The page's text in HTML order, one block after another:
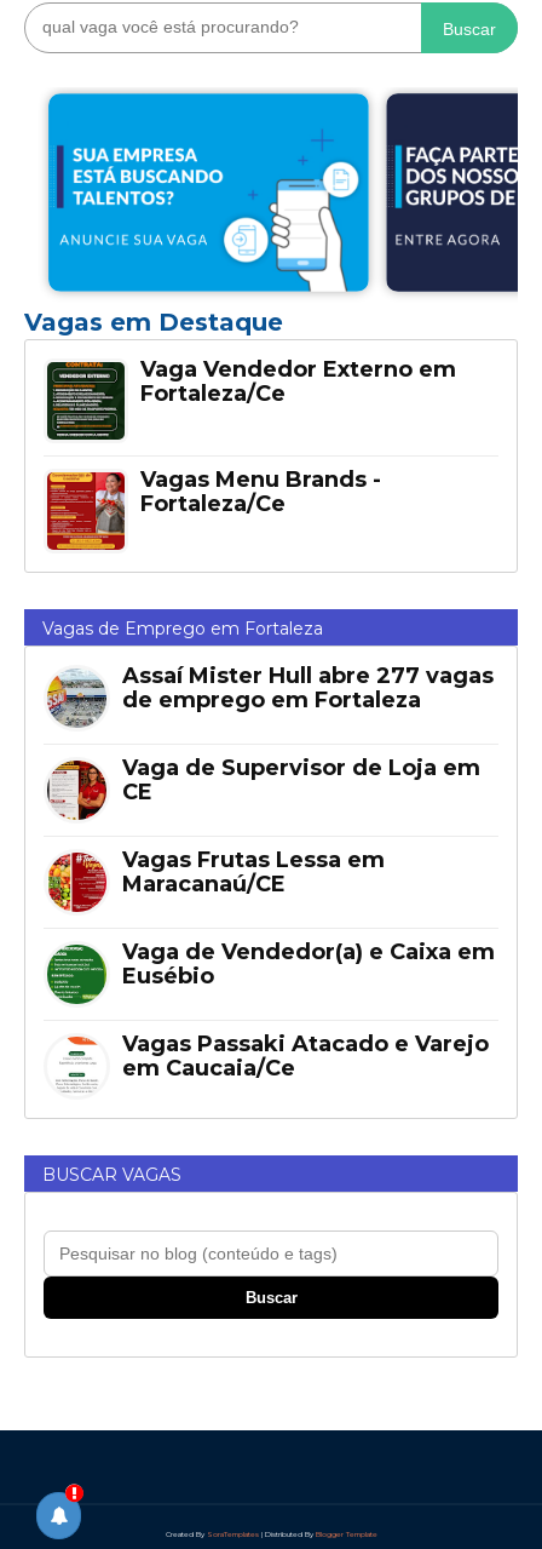
Buscar
Vagas em Destaque
Vaga Vendedor Externo em
Fortaleza/Ce
Vagas Menu Brands -
Fortaleza/Ce
Vagas de Emprego em Fortaleza
Assaí Mister Hull abre 277 vagas
de emprego em Fortaleza
Vaga de Supervisor de Loja em
CE
Vagas Frutas Lessa em
Maracanaú/CE
Vaga de Vendedor(a) e Caixa em
Eusébio
Vagas Passaki Atacado e Varejo
em Caucaia/Ce
BUSCAR VAGAS
Buscar
Created By SoraTemplates| Distributed By Blogger Template